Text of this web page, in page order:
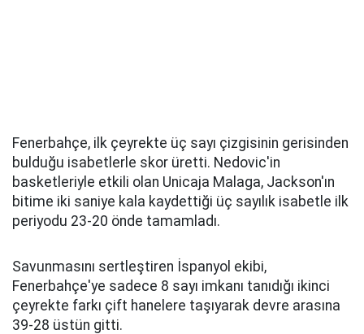
Fenerbahçe, ilk çeyrekte üç sayı çizgisinin gerisinden
bulduğu isabetlerle skor üretti. Nedovic'in
basketleriyle etkili olan Unicaja Malaga, Jackson'ın
bitime iki saniye kala kaydettiği üç sayılık isabetle ilk
periyodu 23-20 önde tamamladı.
Savunmasını sertleştiren İspanyol ekibi,
Fenerbahçe'ye sadece 8 sayı imkanı tanıdığı ikinci
çeyrekte farkı çift hanelere taşıyarak devre arasına
39-28 üstün gitti.